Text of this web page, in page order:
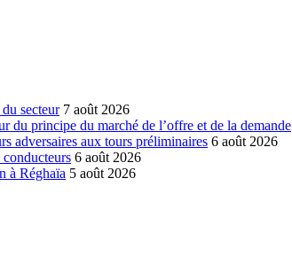
secteur 7 août 2026
du principe du marché de l’offre et de la demande
adversaires aux tours préliminaires 6 août 2026
conducteurs 6 août 2026
à Réghaïa 5 août 2026